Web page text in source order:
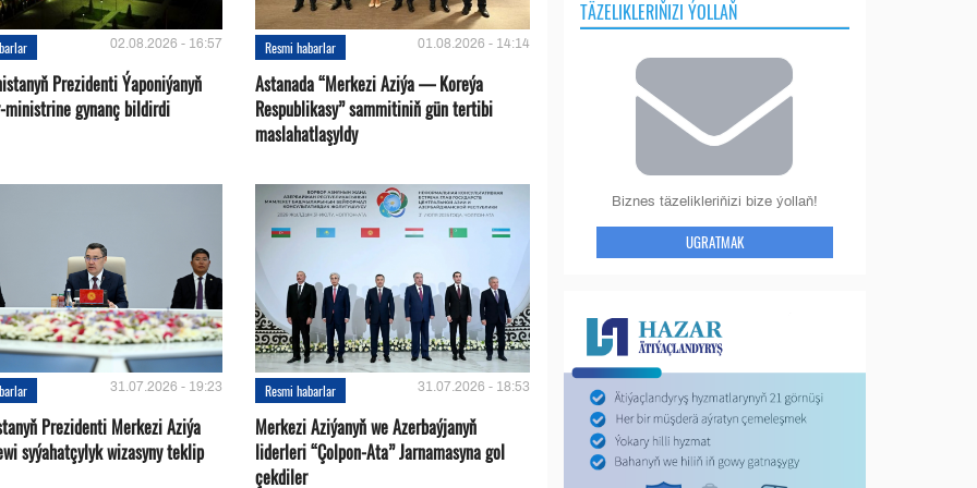
02.08.2026 - 16:57
Prezidenti Ýaponiýanyň
ministrine gynanç bildirdi
Resmi habarlar 01.08.2026 - 14:14
Astanada “Merkezi Aziýa — Koreýa
Respublikasy” sammitiniň gün tertibi
maslahatlaşyldy
31.07.2026 - 19:23
Prezidenti Merkezi Aziýa
syýahatçylyk wizasyny teklip
Resmi habarlar 31.07.2026 - 18:53
Merkezi Aziýanyň we Azerbaýjanyň
liderleri “Çolpon-Ata” Jarnamasyna gol
çekdiler
TÄZELIKLERIŇIZI ÝOLLAŇ
Biznes täzelikleriňizi bize ýollaň!
UGRATMAK